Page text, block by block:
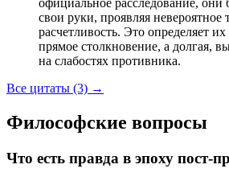
свои руки, проявляя невероятное
расчетливость. Это определяет
прямое столкновение, а долгая,
на слабостях противника.
Все цитаты (3) →
Философские вопросы
Что есть правда в эпоху пост-